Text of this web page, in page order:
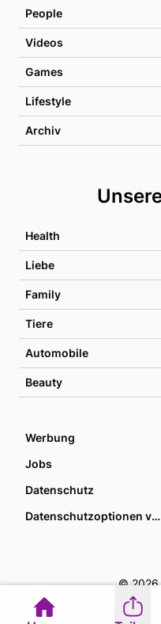
People
Videos
Games
Lifestyle
Archiv
Health
Liebe
Family
Tiere
Automobile
Beauty
Werbung
Jobs
Datenschutz
Datenschutzoptionen verwalten
© 2026